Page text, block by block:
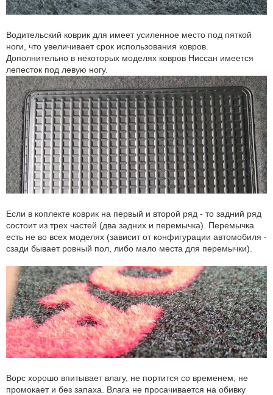
Водительский коврик для имеет усиленное место под пяткой
ноги, что увеличивает срок использования ковров.
Дополнительно в некоторых моделях ковров Ниссан имеется
лепесток под левую ногу.
Если в коплекте коврик на первый и второй ряд - то задний ряд
состоит из трех частей (два задних и перемычка). Перемычка
есть не во всех моделях (зависит от конфигурации автомобиля -
сзади бывает ровный пол, либо мало места для перемычки).
Ворс хорошо впитывает влагу, не портится со временем, не
промокает и без запаха. Влага не просачивается на обивку